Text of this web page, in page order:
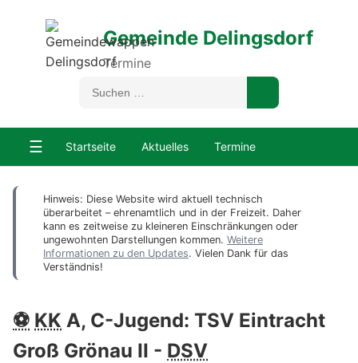
Gemeinde Delingsdorf
Termine
☰ Startseite Aktuelles Termine
Hinweis: Diese Website wird aktuell technisch
überarbeitet – ehrenamtlich und in der Freizeit. Daher
kann es zeitweise zu kleineren Einschränkungen oder
ungewohnten Darstellungen kommen. Weitere
Informationen zu den Updates. Vielen Dank für das
Verständnis!
⚽ KK A, C-Jugend: TSV Eintracht
Groß Grönau II - DSV